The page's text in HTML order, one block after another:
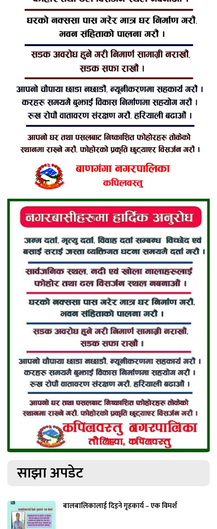
साझा अपडेट
बालबालिकालाई दिइने गृहकार्य – एक विमर्श